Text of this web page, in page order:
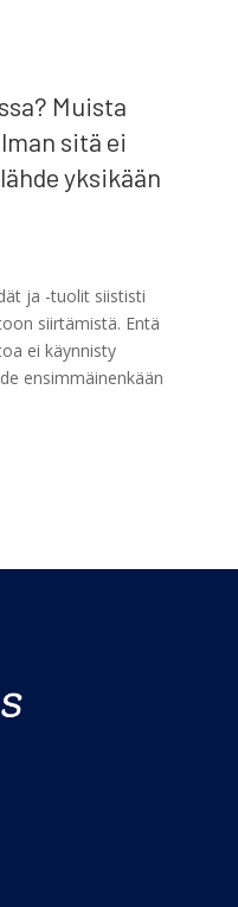
Muista
sitä ei
yksikään
ja -tuolit siististi
siirtämistä. Entä
ei käynnisty
ensimmäinenkään